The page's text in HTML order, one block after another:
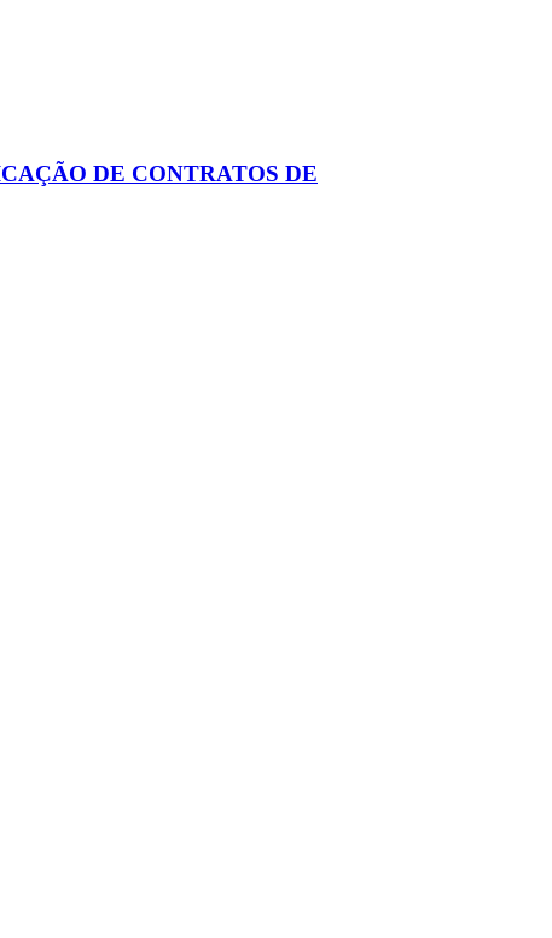
DE CONTRATOS DE